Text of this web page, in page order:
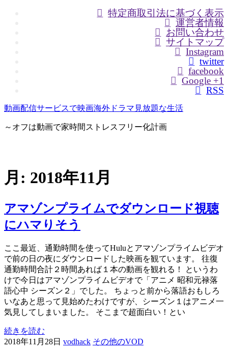
特定商取引法に基づく表示
運営者情報
お問い合わせ
サイトマップ
Instagram
twitter
facebook
Google +1
RSS
動画配信サービスで映画海外ドラマ見放題な生活
～オフは動画で家時間ストレスフリー化計画
月: 2018年11月
アマゾンプライムでダウンロード視聴
にハマりそう
ここ最近、通勤時間を使ってHuluとアマゾンプライムビデオ
で前の日の夜にダウンロードした映画を観ています。 往復
通勤時間合計２時間あれば１本の動画を観れる！ というわ
けで今日はアマゾンプライムビデオで「アニメ 昭和元禄落
語心中 シーズン２」でした。 ちょっと前から落語おもしろ
いなあと思って見始めたわけですが、シーズン１はアニメ一
気見してしまいました。 そこまで超面白い！とい
続きを読む
2018年11月28日 vodhack その他のVOD